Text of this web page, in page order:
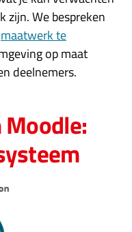
zijn. We bespreken
maatwerk te
op maat
deelnemers.